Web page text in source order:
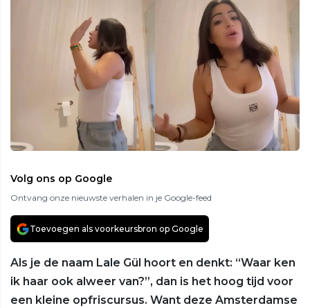
Volg ons op Google
Ontvang onze nieuwste verhalen in je Google-feed
Toevoegen als voorkeursbron op Google
Als je de naam Lale Gül hoort en denkt: “Waar ken
ik haar ook alweer van?”, dan is het hoog tijd voor
een kleine opfriscursus. Want deze Amsterdamse